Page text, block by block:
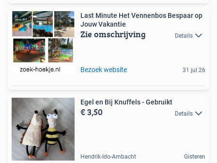
Last Minute Het Vennenbos Bespaar op
Jouw Vakantie
Zie omschrijving Details
Bezoek website 31 jul 26
Egel en Bij Knuffels - Gebruikt
€ 3,50 Details
Hendrik-Ido-Ambacht Gisteren